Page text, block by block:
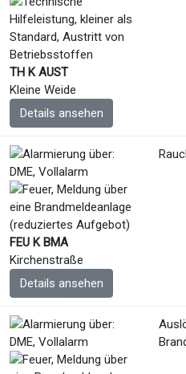
TH K AUST
Kleine Weide
Details ansehen
FEU K BMA
Kirchenstraße
Details ansehen